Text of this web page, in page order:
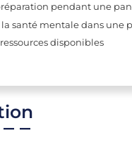
pendant une
santé mentale dans une
disponibles